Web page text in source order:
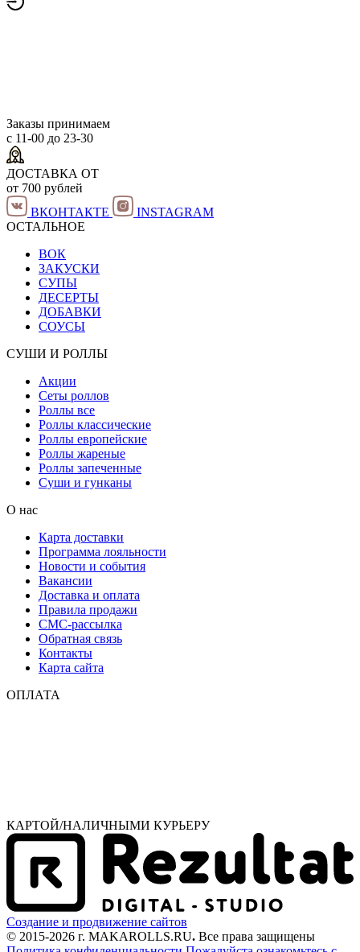
Заказы принимаем
с 11-00 до 23-30
ДОСТАВКА ОТ
от 700 рублей
ВКОНТАКТЕ
INSTAGRAM
ОСТАЛЬНОЕ
ВОК
ЗАКУСКИ
СУПЫ
ДЕСЕРТЫ
ДОБАВКИ
СОУСЫ
СУШИ И РОЛЛЫ
Акции
Сеты роллов
Роллы все
Роллы классические
Роллы европейские
Роллы жареные
Роллы запеченные
Суши и гунканы
О нас
Карта доставки
Программа лояльности
Новости и события
Вакансии
Доставка и оплата
Правила продажи
СМС-рассылка
Обратная связь
Контакты
Карта сайта
ОПЛАТА
КАРТОЙ/НАЛИЧНЫМИ КУРЬЕРУ
Создание и продвижение сайтов
© 2015-2026 г. MAKAROLLS.RU. Все права защищены